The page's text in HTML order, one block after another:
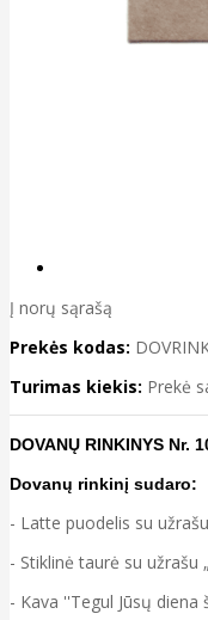
Į norų sąrašą
Prekės kodas:
Turimas kiekis: Prekė
DOVANŲ RINKINYS Nr.
Dovanų rinkinį sudaro:
- Latte puodelis su
- Stiklinė taurė su užrašu
- Kava ''Tegul Jūsų diena